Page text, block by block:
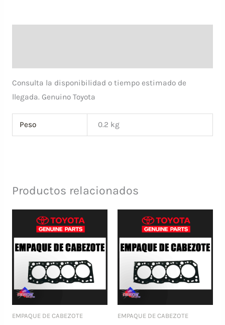
Consulta la disponibilidad o tiempo estimado de
llegada. Genuino Toyota
Peso 0.2 kg
Productos relacionados
EMPAQUE DE CABEZOTE EMPAQUE DE CABEZOTE